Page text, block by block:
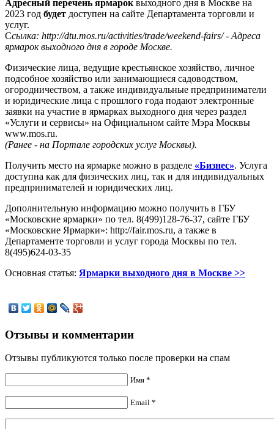
Адресный перечень ярмарок выходного дня в Москве на
2023 год будет доступен на сайте Департамента торговли и
услуг.
Ссылка: http://dtu.mos.ru/activities/trade/weekend-fairs/ - Адреса
ярмарок выходного дня в городе Москве.
Физические лица, ведущие крестьянское хозяйство, личное
подсобное хозяйство или занимающиеся садоводством,
огородничеством, а также индивидуальные предприниматели
и юридические лица с прошлого года подают электронные
заявки на участие в ярмарках выходного дня через раздел
«Услуги и сервисы» на Официальном сайте Мэра Москвы
www.mos.ru.
(Ранее - на Портале городских услуг Москвы).
Получить место на ярмарке можно в разделе «Бизнес». Услуга
доступна как для физических лиц, так и для индивидуальных
предпринимателей и юридических лиц.
Дополнительную информацию можно получить в ГБУ
«Московские ярмарки» по тел. 8(499)128-76-37, сайте ГБУ
«Московские Ярмарки»: http://fair.mos.ru, а также в
Департаменте торговли и услуг города Москвы по тел.
8(495)624-03-35
Основная статья: Ярмарки выходного дня в Москве >>
Отзывы и комментарии
Отзывы публикуются только после проверки на спам
Имя *
Email *